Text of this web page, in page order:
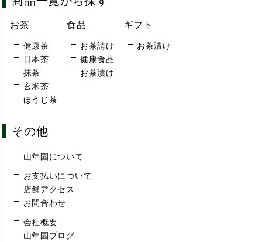
お茶
健康茶
日本茶
抹茶
玄米茶
ほうじ茶
食品
お茶請け
健康食品
お茶漬け
ギフト
お茶漬け
その他
山年園について
お支払いについて
店舗アクセス
お問合わせ
会社概要
山年園ブログ